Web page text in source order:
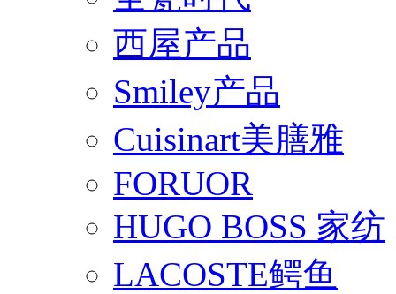
西屋产品
Smiley产品
Cuisinart美膳雅
FORUOR
HUGO BOSS 家纺
LACOSTE鳄鱼